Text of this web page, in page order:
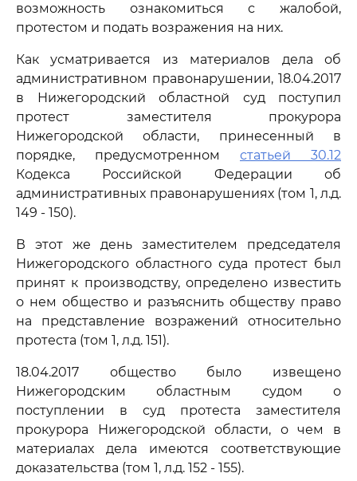
возможность ознакомиться с жалобой,
протестом и подать возражения на них.
Как усматривается из материалов дела об
административном правонарушении, 18.04.2017
в Нижегородский областной суд поступил
протест заместителя прокурора
Нижегородской области, принесенный в
порядке, предусмотренном статьей 30.12
Кодекса Российской Федерации об
административных правонарушениях (том 1, л.д.
149 - 150).
В этот же день заместителем председателя
Нижегородского областного суда протест был
принят к производству, определено известить
о нем общество и разъяснить обществу право
на представление возражений относительно
протеста (том 1, л.д. 151).
18.04.2017 общество было извещено
Нижегородским областным судом о
поступлении в суд протеста заместителя
прокурора Нижегородской области, о чем в
материалах дела имеются соответствующие
доказательства (том 1, л.д. 152 - 155).